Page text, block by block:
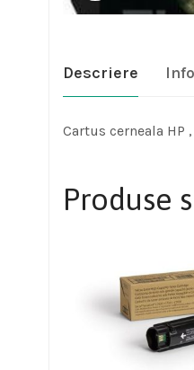
Descriere
Cartus cerneala HP
Produse